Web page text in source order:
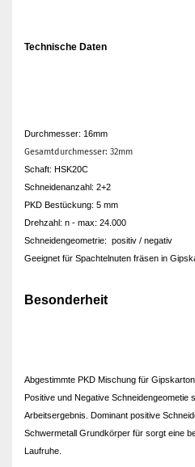
Technische Daten
Durchmesser: 16mm
Gesamtdurchmesser: 32mm
Schaft: HSK20C
Schneidenanzahl: 2+2
PKD Bestückung: 5 mm
Drehzahl: n - max: 24.000
Schneidengeometrie: positiv / negativ
Geeignet für Spachtelnuten fräsen in
Besonderheit
Abgestimmte PKD Mischung für
Positive und Negative Schneidengeometie
Arbeitsergebnis. Dominant positive
Schwermetall Grundkörper für sorgt eine
Laufruhe.